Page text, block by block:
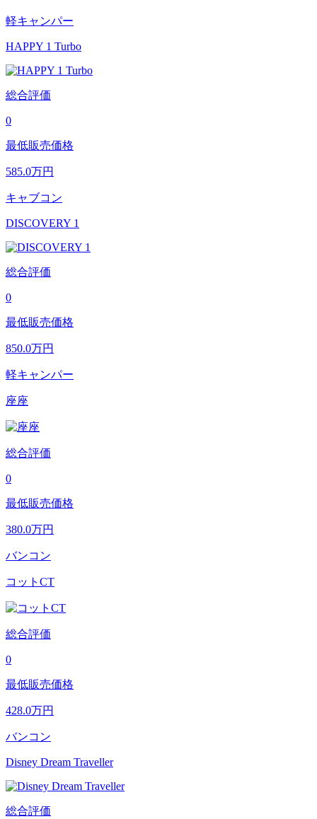
軽キャンパー
HAPPY 1 Turbo
総合評価
0
最低販売価格
585.0万円
キャブコン
DISCOVERY 1
総合評価
0
最低販売価格
850.0万円
軽キャンパー
座座
総合評価
0
最低販売価格
380.0万円
バンコン
コットCT
総合評価
0
最低販売価格
428.0万円
バンコン
Disney Dream Traveller
総合評価